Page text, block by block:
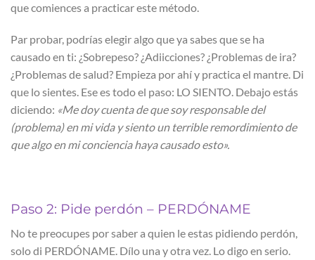
que comiences a practicar este método.
Par probar, podrías elegir algo que ya sabes que se ha
causado en ti: ¿Sobrepeso? ¿Adiicciones? ¿Problemas de ira?
¿Problemas de salud? Empieza por ahí y practica el mantre. Di
que lo sientes. Ese es todo el paso: LO SIENTO. Debajo estás
diciendo: «Me doy cuenta de que soy responsable del
(problema) en mi vida y siento un terrible remordimiento de
que algo en mi conciencia haya causado esto».
Paso 2: Pide perdón – PERDÓNAME
No te preocupes por saber a quien le estas pidiendo perdón,
solo di PERDÓNAME. Dílo una y otra vez. Lo digo en serio.